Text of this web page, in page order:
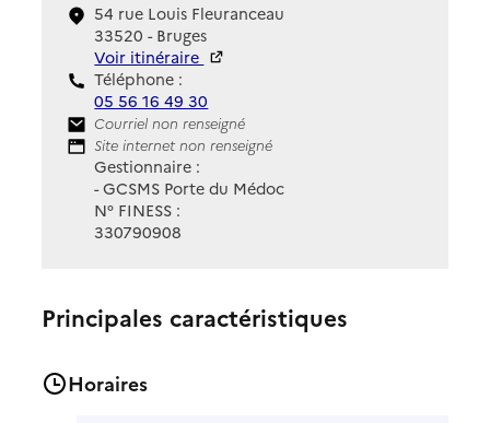
54 rue Louis Fleuranceau
33520 - Bruges
Voir itinéraire
Téléphone :
05 56 16 49 30
Contact
Courriel non renseigné
Site Internet
Site internet non renseigné
Gestionnaire :
- GCSMS Porte du Médoc
N° FINESS :
330790908
Principales caractéristiques
Horaires